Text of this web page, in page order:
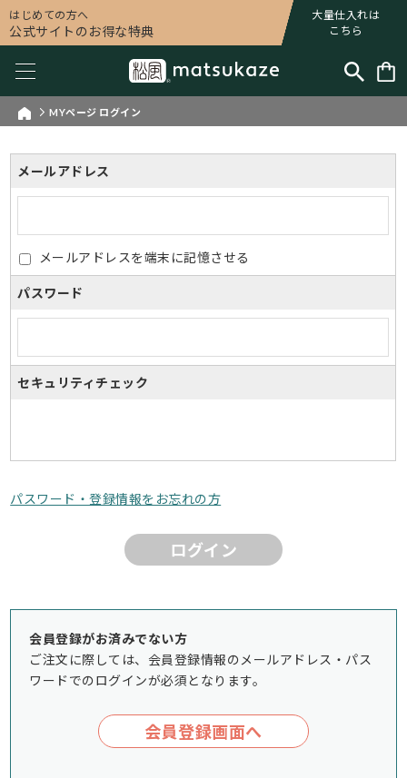
はじめての方へ
公式サイトのお得な特典
大量仕入れは
こちら
MYページ ログイン
メールアドレス
メールアドレスを端末に記憶させる
パスワード
セキュリティチェック
パスワード・登録情報をお忘れの方
ログイン
会員登録がお済みでない方
ご注文に際しては、会員登録情報のメールアドレス・パス
ワードでのログインが必須となります。
会員登録画面へ